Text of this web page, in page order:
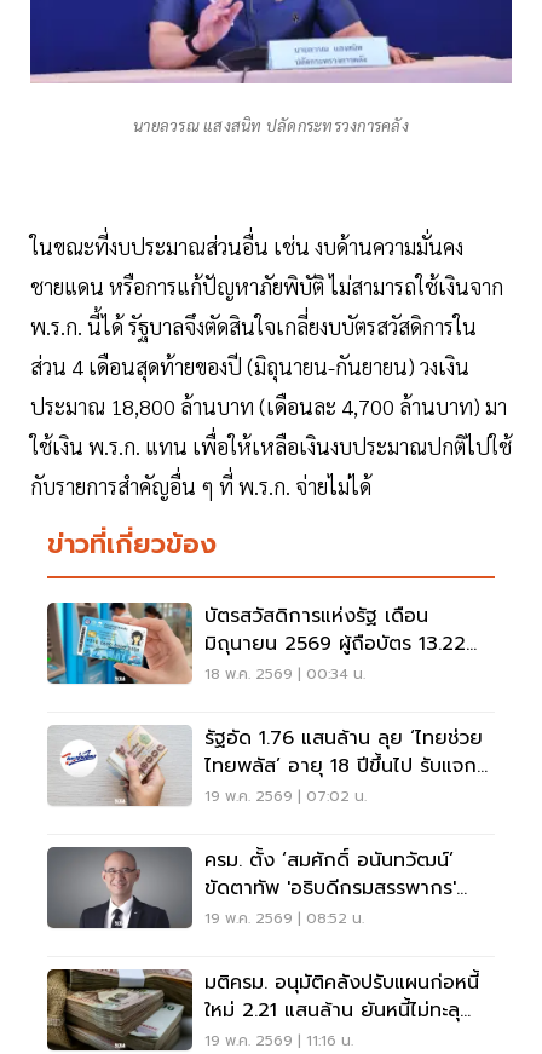
นายลวรณ แสงสนิท ปลัดกระทรวงการคลัง
ในขณะที่งบประมาณส่วนอื่น เช่น งบด้านความมั่นคง
ชายแดน หรือการแก้ปัญหาภัยพิบัติ ไม่สามารถใช้เงินจาก
พ.ร.ก. นี้ได้ รัฐบาลจึงตัดสินใจเกลี่ยงบบัตรสวัสดิการใน
ส่วน 4 เดือนสุดท้ายของปี (มิถุนายน-กันยายน) วงเงิน
ประมาณ 18,800 ล้านบาท (เดือนละ 4,700 ล้านบาท) มา
ใช้เงิน พ.ร.ก. แทน เพื่อให้เหลือเงินงบประมาณปกติไปใช้
กับรายการสำคัญอื่น ๆ ที่ พ.ร.ก. จ่ายไม่ได้
ข่าวที่เกี่ยวข้อง
บัตรสวัสดิการแห่งรัฐ เดือน
มิถุนายน 2569 ผู้ถือบัตร 13.22
ล้านราย ได้เท่าไหร่
18 พ.ค. 2569 | 00:34 น.
รัฐอัด 1.76 แสนล้าน ลุย ‘ไทยช่วย
ไทยพลัส’ อายุ 18 ปีขึ้นไป รับแจก
1,000 นาน 4 เดือน
19 พ.ค. 2569 | 07:02 น.
ครม. ตั้ง ‘สมศักดิ์ อนันทวัฒน์’
ขัดตาทัพ 'อธิบดีกรมสรรพากร'
แทนกุลยา
19 พ.ค. 2569 | 08:52 น.
มติครม. อนุมัติคลังปรับแผนก่อหนี้
ใหม่ 2.21 แสนล้าน ยันหนี้ไม่ทะลุ
70%
19 พ.ค. 2569 | 11:16 น.